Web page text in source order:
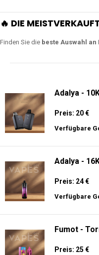
🔥 DIE
Finden Sie die beste Auswahl an
Adalya -
Preis: 20 €
Verfügbare
Adalya -
Preis: 24 €
Verfügbare
Fumot -
Preis: 25 €